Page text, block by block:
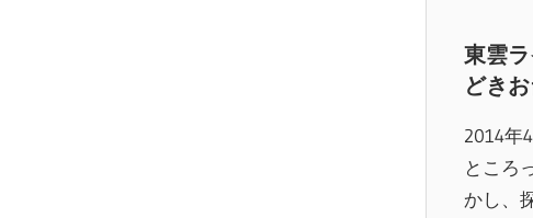
東雲
どき
2014年
ところ
かし、